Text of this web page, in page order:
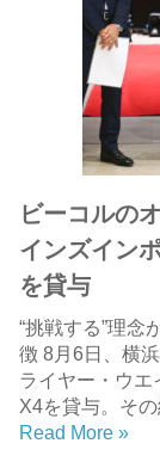
ビーコルの
インズイン
を貸与
“挑戦する”理念
徴 8月6日、横
ライヤー・ウエ
X4を貸与。そ
Read More »